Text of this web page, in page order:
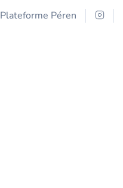
Plateforme Péren